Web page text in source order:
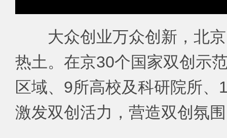
大众创业万众创新，北
热土。在京30个国家双创示
区域、9所高校及科研院所、
激发双创活力，营造双创氛